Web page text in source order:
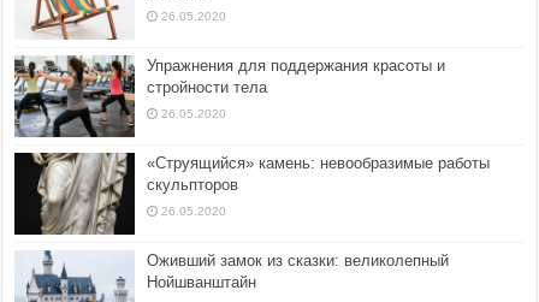
26.05.2020
Упражнения для поддержания красоты и
стройности тела
26.05.2020
«Струящийся» камень: невообразимые работы
скульпторов
26.05.2020
Оживший замок из сказки: великолепный
Нойшванштайн